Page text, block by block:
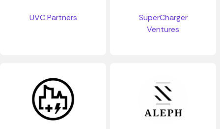
UVC Partners
SuperCharger
Ventures